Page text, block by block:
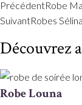
PrécédentRobe
SuivantRobes Sélina
Découvrez
Robe Louna